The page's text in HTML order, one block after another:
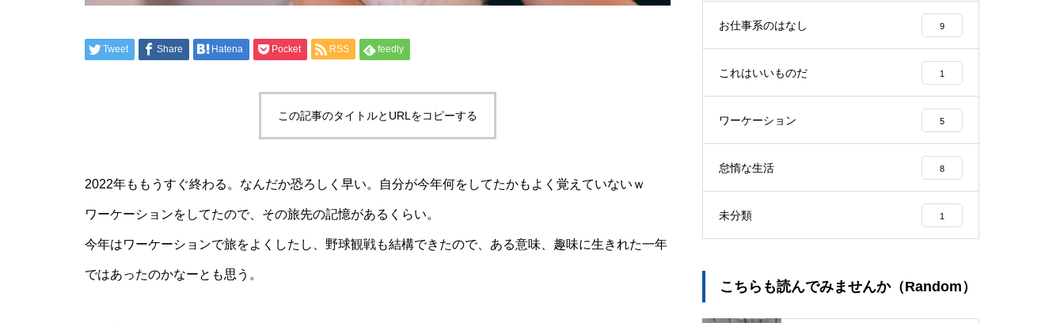
Tweet Share Hatena Pocket RSS feedly
この記事のタイトルとURLをコピーする
2022年ももうすぐ終わる。なんだか恐ろしく早い。自分が今年何をしてたかもよく覚えていないｗ
ワーケーションをしてたので、その旅先の記憶があるくらい。
今年はワーケーションで旅をよくしたし、野球観戦も結構できたので、ある意味、趣味に生きれた一年
ではあったのかなーとも思う。
お仕事系のはなし 9
これはいいものだ 1
ワーケーション 5
怠惰な生活 8
未分類 1
こちらも読んでみませんか（Random）